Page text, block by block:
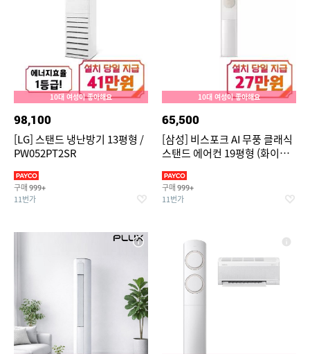
10대 여성이 좋아해요
98,100
[LG] 스탠드 냉난방기 13평형 /
PW052PT2SR
구매 999+
11번가
10대 여성이 좋아해요
65,500
[삼성] 비스포크 AI 무풍 클래식
스탠드 에어컨 19평형 (화이트/
구매 999+
11번가